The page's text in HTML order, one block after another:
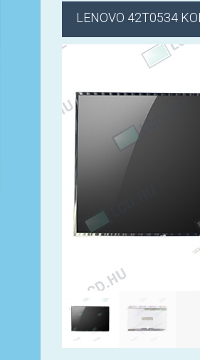
LENOVO 42T0534